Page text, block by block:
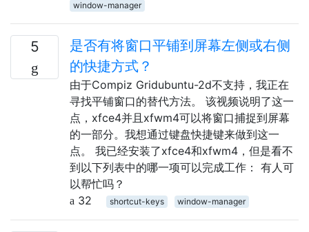
window-manager
5
是否有将窗口平铺到屏幕左侧或右侧
的快捷方式？
由于Compiz Gridubuntu-2d不支持，我正在
寻找平铺窗口的替代方法。 该视频说明了这一
点，xfce4并且xfwm4可以将窗口捕捉到屏幕
的一部分。我想通过键盘快捷键来做到这一
点。 我已经安装了xfce4和xfwm4，但是看不
到以下列表中的哪一项可以完成工作： 有人可
以帮忙吗？
32
shortcut-keys window-manager